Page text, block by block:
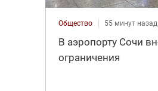
Общество 55 минут назад
В аэропорту Сочи
ограничения